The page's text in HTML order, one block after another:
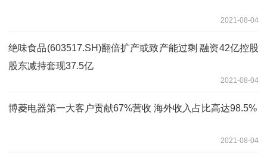
2021-08-04
绝味食品(603517.SH)翻倍扩产或致产能过剩 融资42亿控股
股东减持套现37.5亿
2021-08-04
博菱电器第一大客户贡献67%营收 海外收入占比高达98.5%
2021-08-04